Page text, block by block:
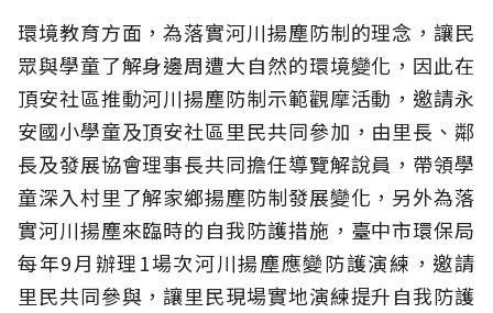
環境教育方面，為落實河川揚塵防制的理念，讓民
眾與學童了解身邊周遭大自然的環境變化，因此在
頂安社區推動河川揚塵防制示範觀摩活動，邀請永
安國小學童及頂安社區里民共同參加，由里長、鄰
長及發展協會理事長共同擔任導覽解說員，帶領學
童深入村里了解家鄉揚塵防制發展變化，另外為落
實河川揚塵來臨時的自我防護措施，臺中市環保局
每年9月辦理1場次河川揚塵應變防護演練，邀請
里民共同參與，讓里民現場實地演練提升自我防護